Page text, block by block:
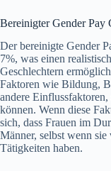
Bereinigter Gender Pay
Der bereinigte Gender
7%, was einen
Geschlechtern
Faktoren wie Bildung,
andere
können. Wenn diese
sich, dass Frauen im
Männer, selbst wenn
Tätigkeiten haben.